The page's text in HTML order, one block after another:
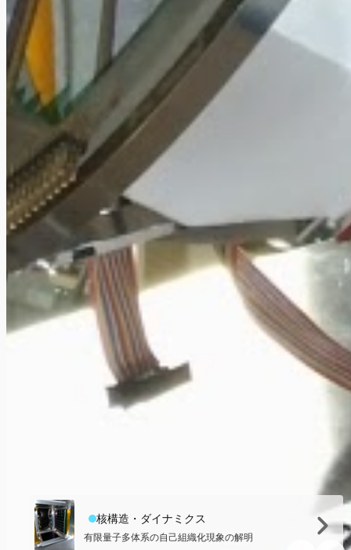
核構造・ダイナミクス
有限量子多体系の自己組織化現象の解明